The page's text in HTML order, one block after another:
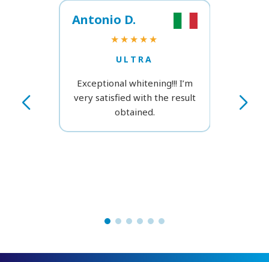
Antonio D.
★★★★★
ULTRA
Exceptional whitening!!! I’m
very satisfied with the result
obtained.